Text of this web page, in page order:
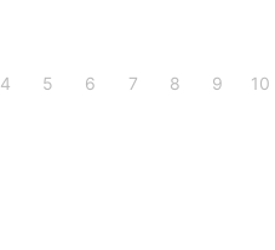
4 5 6 7 8 9 10